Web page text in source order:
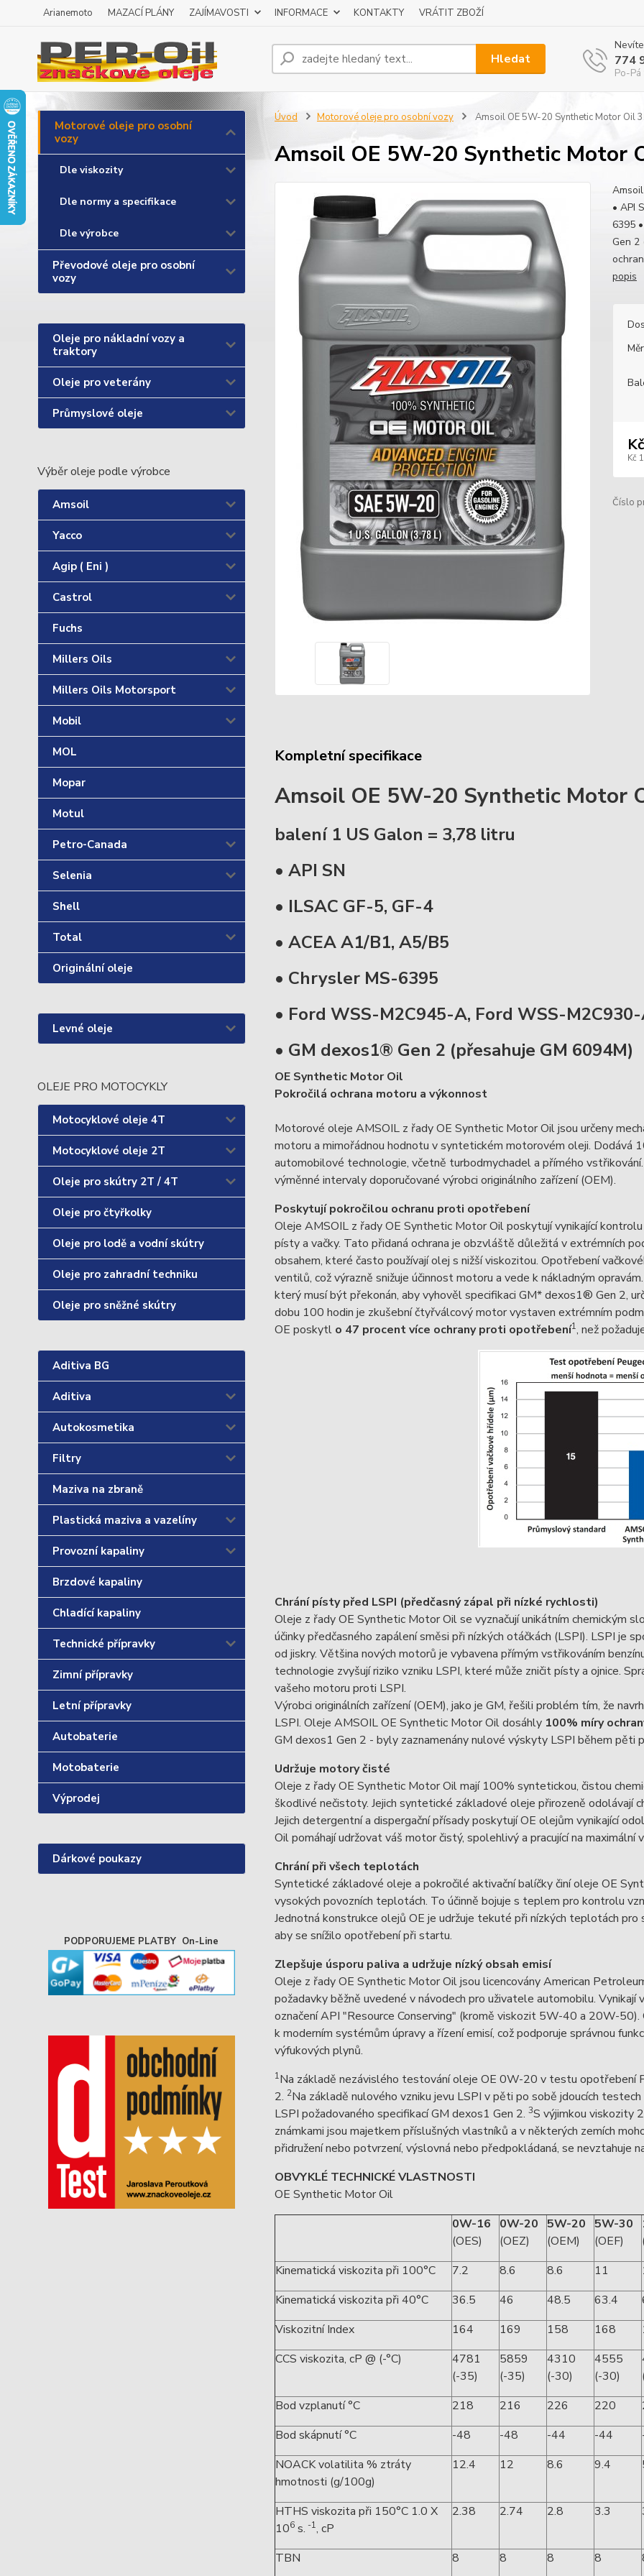
Arianemoto MAZACÍ PLÁNY ZAJÍMAVOSTI INFORMACE KONTAKTY VRÁTIT ZBOŽÍ
Hledat 774
Po-
Motorové oleje pro osobní
vozy
Dle viskozity
Dle normy a specifikace
Dle výrobce
Převodové oleje pro osobní
vozy
Oleje pro nákladní vozy a
traktory
Oleje pro veterány
Průmyslové oleje
Výběr oleje podle výrobce
Amsoil
Yacco
Agip ( Eni )
Castrol
Fuchs
Millers Oils
Millers Oils Motorsport
Mobil
MOL
Mopar
Motul
Petro-Canada
Selenia
Shell
Total
Originální oleje
Levné oleje
OLEJE PRO MOTOCYKLY
Motocyklové oleje 4T
Motocyklové oleje 2T
Oleje pro skútry 2T / 4T
Oleje pro čtyřkolky
Oleje pro lodě a vodní skútry
Oleje pro zahradní techniku
Oleje pro sněžné skútry
Aditiva BG
Aditiva
Autokosmetika
Filtry
Maziva na zbraně
Plastická maziva a vazelíny
Provozní kapaliny
Brzdové kapaliny
Chladící kapaliny
Technické přípravky
Zimní přípravky
Letní přípravky
Autobaterie
Motobaterie
Výprodej
Dárkové poukazy
PODPORUJEME PLATBY On-Line
Úvod Motorové oleje pro osobní vozy Amsoil OE 5W-20 Synthetic Motor Oil
Amsoil OE 5W-20 Synthetic Motor
• API
6395
Gen 2
popis
Kč
Číslo
Kompletní specifikace
Amsoil OE 5W-20 Synthetic Motor
balení 1 US Galon = 3,78 litru
• API SN
• ILSAC GF-5, GF-4
• ACEA A1/B1, A5/B5
• Chrysler MS-6395
• Ford WSS-M2C945-A, Ford WSS-
• GM dexos1® Gen 2 (přesahuje GM 6094M)
OE Synthetic Motor Oil
Pokročilá ochrana motoru a výkonnost
Motorové oleje AMSOIL z řady OE Synthetic Motor Oil jsou určeny
motoru a mimořádnou hodnotu v syntetickém motorovém oleji. Dodává
automobilové technologie, včetně turbodmychadel a přímého
výměnné intervaly doporučované výrobci originálního zařízení (OEM).
Poskytují pokročilou ochranu proti opotřebení
Oleje AMSOIL z řady OE Synthetic Motor Oil poskytují vynikající
písty a vačky. Tato přidaná ochrana je obzvláště důležitá v extrémních
obsahem, které často používají olej s nižší viskozitou. Opotřebení
ventilů, což výrazně snižuje účinnost motoru a vede k nákladným
který musí být překonán, aby vyhověl specifikaci GM* dexos1® Gen 2,
dobu 100 hodin je zkušební čtyřválcový motor vystaven extrémním
OE poskytl o 47 procent více ochrany proti opotřebení1, než
Chrání písty před LSPI (předčasný zápal při nízké rychlosti)
Oleje z řady OE Synthetic Motor Oil se vyznačují unikátním chemickým
účinky předčasného zapálení směsi při nízkých otáčkách (LSPI). LSPI je
od jiskry. Většina nových motorů je vybavena přímým vstřikováním
technologie zvyšují riziko vzniku LSPI, které může zničit písty a ojnice.
vašeho motoru proti LSPI.
Výrobci originálních zařízení (OEM), jako je GM, řešili problém tím, že
LSPI. Oleje AMSOIL OE Synthetic Motor Oil dosáhly 100% míry
GM dexos1 Gen 2 - byly zaznamenány nulové výskyty LSPI během pěti
Udržuje motory čisté
Oleje z řady OE Synthetic Motor Oil mají 100% syntetickou, čistou
škodlivé nečistoty. Jejich syntetické základové oleje přirozeně odolávají
Jejich detergentní a dispergační přísady poskytují OE olejům vynikající
Oil pomáhají udržovat váš motor čistý, spolehlivý a pracující na maximální
Chrání při všech teplotách
Syntetické základové oleje a pokročilé aktivační balíčky činí oleje OE
vysokých povozních teplotách. To účinně bojuje s teplem pro kontrolu
Jednotná konstrukce olejů OE je udržuje tekuté při nízkých teplotách
aby se snížilo opotřebení při startu.
Zlepšuje úsporu paliva a udržuje nízký obsah emisí
Oleje z řady OE Synthetic Motor Oil jsou licencovány American
požadavky běžně uvedené v návodech pro uživatele automobilu.
označení API "Resource Conserving" (kromě viskozit 5W-40 a 20W-
k moderním systémům úpravy a řízení emisí, což podporuje správnou
výfukových plynů.
1Na základě nezávislého testování oleje OE 0W-20 v testu opotřebení
2. 2Na základě nulového vzniku jevu LSPI v pěti po sobě jdoucích
LSPI požadovaného specifikací GM dexos1 Gen 2. 3S výjimkou viskozity
známkami jsou majetkem příslušných vlastníků a v některých zemích
přidružení nebo potvrzení, výslovná nebo předpokládaná, se nevztahuje
OBVYKLÉ TECHNICKÉ VLASTNOSTI
OE Synthetic Motor Oil
0W-16
(OES)
0W-20
(OEZ)
5W-20
(OEM)
5W-30
(OEF)
Kinematická viskozita při 100°C
7.2 8.6 8.6 11
Kinematická viskozita při 40°C
36.5 46 48.5 63.4
Viskozitní Index
164 169 158 168
CCS viskozita, cP @ (-°C)
4781
(-35)
5859
(-35)
4310
(-30)
4555
(-30)
Bod vzplanutí °C
218 216 226 220
Bod skápnutí °C
-48 -48 -44 -44
NOACK volatilita % ztráty
hmotnosti (g/100g)
12.4 12 8.6 9.4
HTHS viskozita při 150°C 1.0 X
106s. -1, cP
2.38 2.74 2.8 3.3
TBN 8 8 8 8